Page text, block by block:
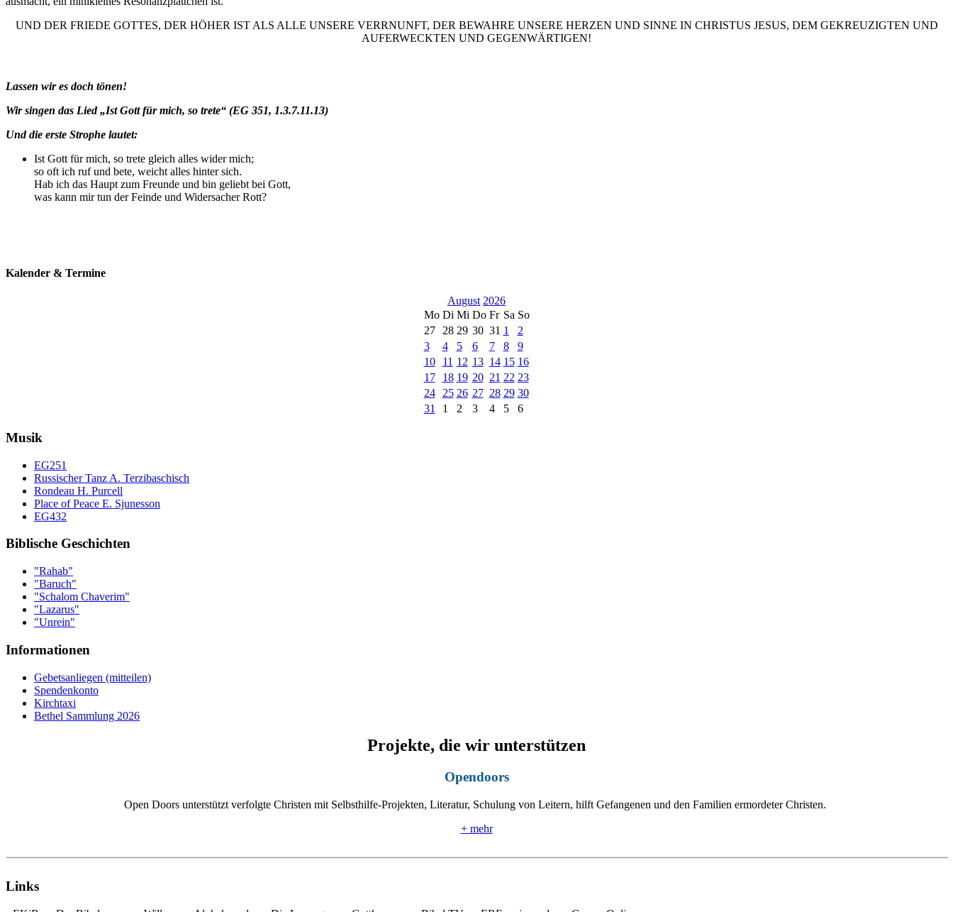
UND DER FRIEDE GOTTES, DER HÖHER IST ALS ALLE UNSERE VERRNUNFT, DER BEWAHRE UNSERE HERZEN UND SINNE IN CHRISTUS JESUS, DEM GEKREUZIGTEN UND
AUFERWECKTEN UND GEGENWÄRTIGEN!
Lassen wir es doch tönen!
Wir singen das Lied „Ist Gott für mich, so trete“ (EG 351, 1.3.7.11.13)
Und die erste Strophe lautet:
Ist Gott für mich, so trete gleich alles wider mich;
so oft ich ruf und bete, weicht alles hinter sich.
Hab ich das Haupt zum Freunde und bin geliebt bei Gott,
was kann mir tun der Feinde und Widersacher Rott?
Kalender & Termine
August 2026
Mo Di Mi Do Fr Sa So
27
28 29 30 31 1
2
3
4 5 6 7 8
9
10
11 12 13 14 15 16
17
18 19 20 21 22 23
24
25 26 27 28 29 30
31
1 2 3 4 5 6
Musik
EG251
Russischer Tanz A. Terzibaschisch
Rondeau H. Purcell
Place of Peace E. Sjunesson
EG432
Biblische Geschichten
"Rahab"
"Baruch"
"Schalom Chaverim"
"Lazarus"
"Unrein"
Informationen
Gebetsanliegen (mitteilen)
Spendenkonto
Kirchtaxi
Bethel Sammlung 2026
Projekte, die wir unterstützen
Opendoors
Open Doors unterstützt verfolgte Christen mit Selbsthilfe-Projekten, Literatur, Schulung von Leitern, hilft Gefangenen und den Familien ermordeter Christen.
+ mehr
Links